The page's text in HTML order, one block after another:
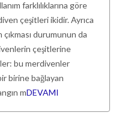
farklılıklarına göre
çeşitleri ikidir. Ayrıca
durumunun da
çeşitlerine
bu merdivenler
birine bağlayan
mDEVAMI